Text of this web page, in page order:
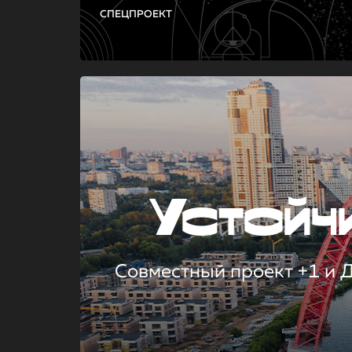
СПЕЦПРОЕКТ
Совместный проект +1 и